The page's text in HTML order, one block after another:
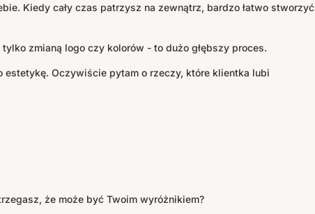
Kiedy cały czas patrzysz na zewnątrz, bardzo łatwo stworzyć
zmianą logo czy kolorów - to dużo głębszy proces.
estetykę. Oczywiście pytam o rzeczy, które klientka lubi
że może być Twoim wyróżnikiem?